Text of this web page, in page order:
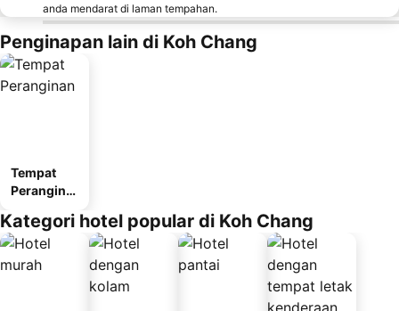
anda mendarat di laman tempahan.
Penginapan lain di Koh Chang
Tempat
Perangina
Kategori hotel popular di Koh Chang